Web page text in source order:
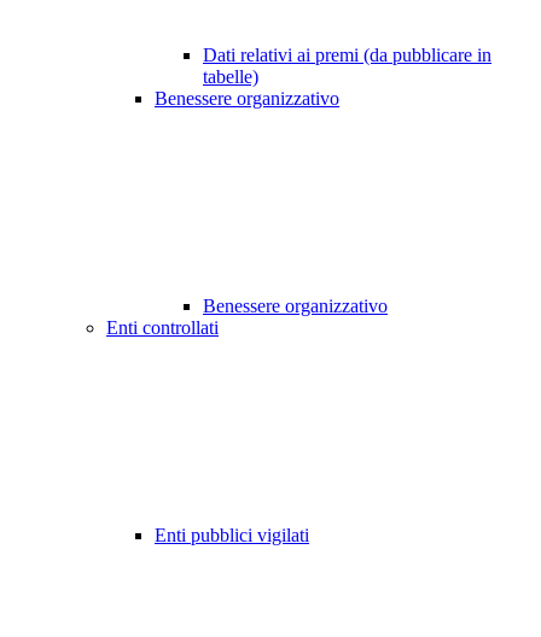
Dati relativi ai premi (da pubblicare in
tabelle)
Benessere organizzativo
Benessere organizzativo
Enti controllati
Enti pubblici vigilati